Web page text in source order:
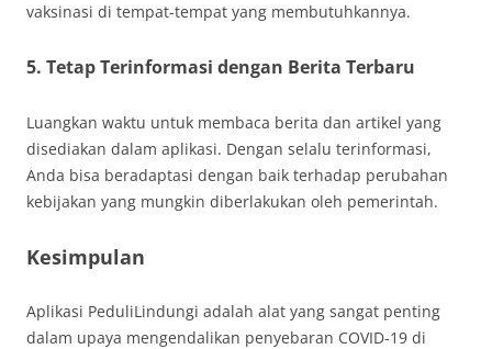
vaksinasi di tempat-tempat yang membutuhkannya.
5. Tetap Terinformasi dengan Berita Terbaru
Luangkan waktu untuk membaca berita dan artikel yang
disediakan dalam aplikasi. Dengan selalu terinformasi,
Anda bisa beradaptasi dengan baik terhadap perubahan
kebijakan yang mungkin diberlakukan oleh pemerintah.
Kesimpulan
Aplikasi PeduliLindungi adalah alat yang sangat penting
dalam upaya mengendalikan penyebaran COVID-19 di